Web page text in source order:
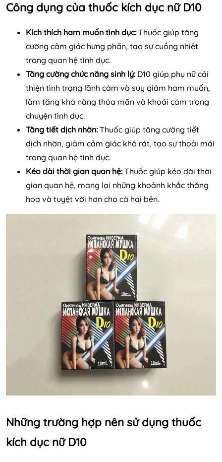
Công dụng của thuốc kích dục nữ D10
Kích thích ham muốn tình dục:Thuốc giúp tăng
cường cảm giác hưng phấn, tạo sự cuồng nhiệt
trong quan hệ tình dục.
Tăng cường chức năng sinh lý:D10 giúp phụ nữ cải
thiện tình trạng lãnh cảm và suy giảm ham muốn,
làm tăng khả năng thỏa mãn và khoái cảm trong
chuyện tình dục.
Tăng tiết dịch nhờn:Thuốc giúp tăng cường tiết
dịch nhờn, giảm cảm giác khô rát, tạo sự thoải mái
trong quan hệ tình dục.
Kéo dài thời gian quan hệ:Thuốc giúp kéo dài thời
gian quan hệ, mang lại những khoảnh khắc thăng
hoa và tuyệt vời hơn cho cả hai bên.
Những trường hợp nên sử dụng thuốc
kích dục nữ D10